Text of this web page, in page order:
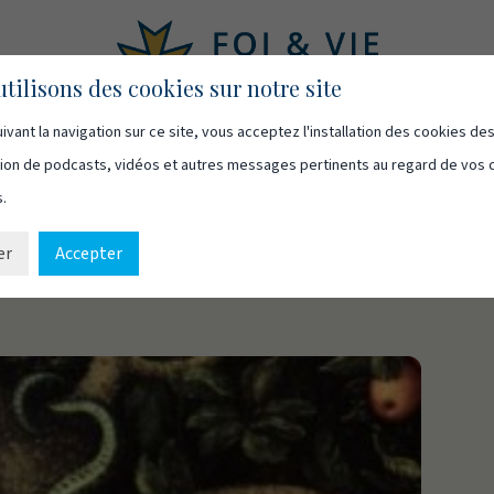
Vidéos Qui sommes-nous Ressources
des cookies sur notre site
la navigation sur ce site, vous acceptez l'installation des cookies
de podcasts, vidéos et autres messages pertinents au regard de vos
Accepter